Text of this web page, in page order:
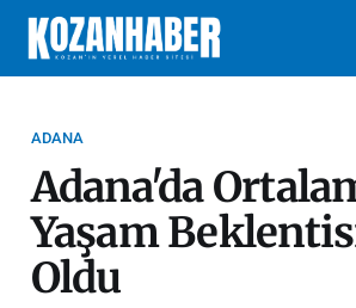
ADANA
Adana'da
Yaşam
Oldu